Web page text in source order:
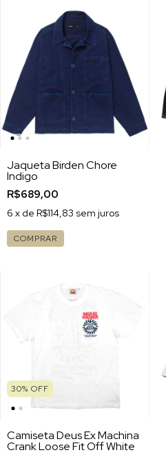
Jaqueta Birden Chore
Indigo
R$689,00
6 x de R$114,83 sem juros
COMPRAR
30% OFF
Camiseta Deus Ex Machina
Crank Loose Fit Off White